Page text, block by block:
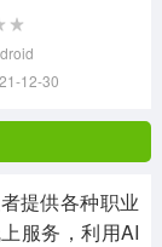
12-30 16:31:46
提供各种职业
服务，利用AI